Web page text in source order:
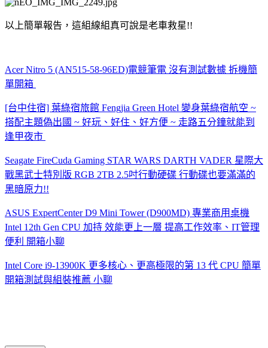
以上簡單報告，這組線組真可說是老車救星!!
Acer Nitro 5 (AN515-58-96ED)電競筆電 沒有測試數據 拆機簡
單開箱
[台中住宿] 葉綠宿旅館 Fengjia Green Hotel 變身葉綠宿航空 ~
搭配主題偽出國 ~ 好玩、好住、好方便 ~ 走路五分鐘就能到
逢甲夜市
Seagate FireCuda Gaming STAR WARS DARTH VADER 星際大
戰黑武士特別版 RGB 2TB 2.5吋行動硬碟 行動碟也要滿滿的
黑暗原力!!
ASUS ExpertCenter D9 Mini Tower (D900MD) 專業商用桌機
Intel 12th Gen CPU 加持 效能更上一層 提高工作效率、IT管理
便利 開箱小聊
Intel Core i9-13900K 更多核心、更高極限的第 13 代 CPU 簡單
開箱測試與組裝推薦 小聊